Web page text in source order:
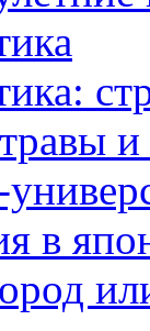
и
в